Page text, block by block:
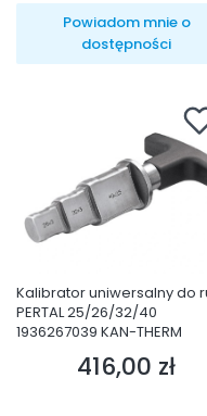
Powiadom mnie o
dostępności
Kalibrator uniwersalny do
PERTAL 25/26/32/40
1936267039 KAN-THERM
Cena
416,00 zł